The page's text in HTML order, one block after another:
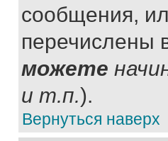
сообщения,
перечислены
можете
и т.п.).
Вернуться наверх